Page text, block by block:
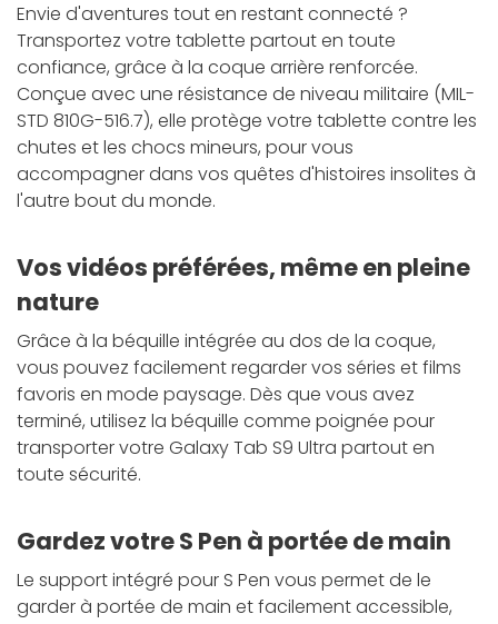
Envie d'aventures tout en restant connecté ?
Transportez votre tablette partout en toute
confiance, grâce à la coque arrière renforcée.
Conçue avec une résistance de niveau militaire (MIL-
STD 810G-516.7), elle protège votre tablette contre les
chutes et les chocs mineurs, pour vous
accompagner dans vos quêtes d'histoires insolites à
l'autre bout du monde.
Vos vidéos préférées, même en pleine
nature
Grâce à la béquille intégrée au dos de la coque,
vous pouvez facilement regarder vos séries et films
favoris en mode paysage. Dès que vous avez
terminé, utilisez la béquille comme poignée pour
transporter votre Galaxy Tab S9 Ultra partout en
toute sécurité.
Gardez votre S Pen à portée de main
Le support intégré pour S Pen vous permet de le
garder à portée de main et facilement accessible,